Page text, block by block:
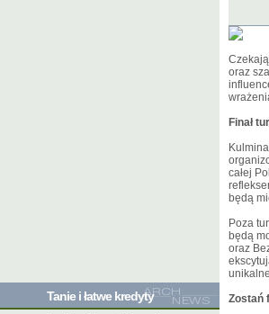
oraz
Finał
całej
będą
Poza
będą
oraz
Zostań
Tanie i łatwe kredyty